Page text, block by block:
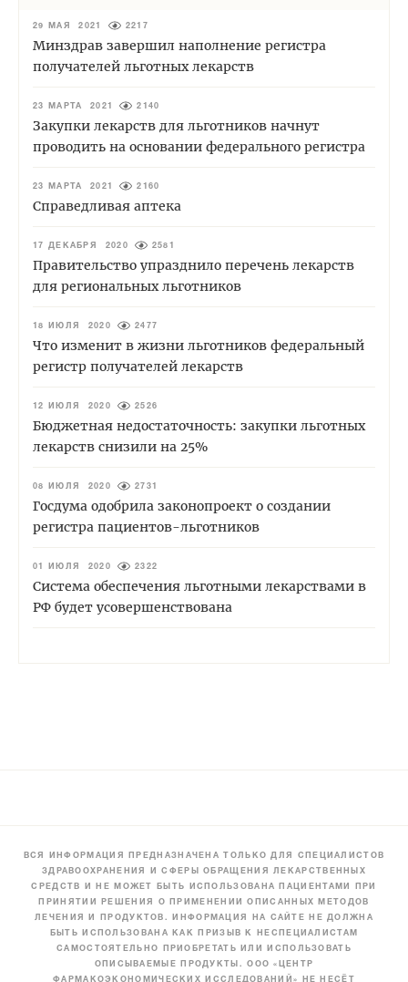
29 МАЯ 2021 2217
Минздрав завершил наполнение регистра
получателей льготных лекарств
23 МАРТА 2021 2140
Закупки лекарств для льготников начнут
проводить на основании федерального регистра
23 МАРТА 2021 2160
Справедливая аптека
17 ДЕКАБРЯ 2020 2581
Правительство упразднило перечень лекарств
для региональных льготников
18 ИЮЛЯ 2020 2477
Что изменит в жизни льготников федеральный
регистр получателей лекарств
12 ИЮЛЯ 2020 2526
Бюджетная недостаточность: закупки льготных
лекарств снизили на 25%
08 ИЮЛЯ 2020 2731
Госдума одобрила законопроект о создании
регистра пациентов-льготников
01 ИЮЛЯ 2020 2322
Система обеспечения льготными лекарствами в
РФ будет усовершенствована
ВСЯ ИНФОРМАЦИЯ ПРЕДНАЗНАЧЕНА ТОЛЬКО ДЛЯ СПЕЦИАЛИСТОВ
ЗДРАВООХРАНЕНИЯ И СФЕРЫ ОБРАЩЕНИЯ ЛЕКАРСТВЕННЫХ
СРЕДСТВ И НЕ МОЖЕТ БЫТЬ ИСПОЛЬЗОВАНА ПАЦИЕНТАМИ ПРИ
ПРИНЯТИИ РЕШЕНИЯ О ПРИМЕНЕНИИ ОПИСАННЫХ МЕТОДОВ
ЛЕЧЕНИЯ И ПРОДУКТОВ. ИНФОРМАЦИЯ НА САЙТЕ НЕ ДОЛЖНА
БЫТЬ ИСПОЛЬЗОВАНА КАК ПРИЗЫВ К НЕСПЕЦИАЛИСТАМ
САМОСТОЯТЕЛЬНО ПРИОБРЕТАТЬ ИЛИ ИСПОЛЬЗОВАТЬ
ОПИСЫВАЕМЫЕ ПРОДУКТЫ. ООО «ЦЕНТР
ФАРМАКОЭКОНОМИЧЕСКИХ ИССЛЕДОВАНИЙ» НЕ НЕСЁТ